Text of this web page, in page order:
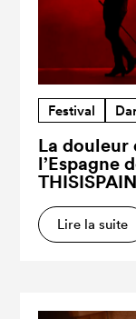
Festival
La douleur
l’Espagne
THISISPAIN
Lire la suite